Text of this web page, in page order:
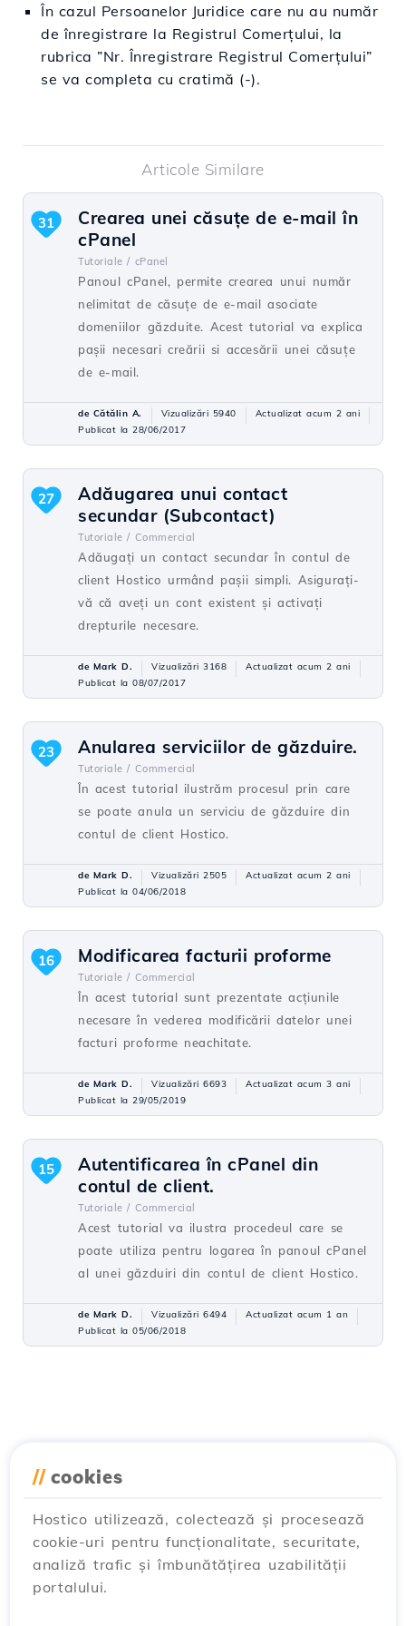
În cazul Persoanelor Juridice care nu au număr
de înregistrare la Registrul Comerțului, la
rubrica ”Nr. Înregistrare Registrul Comerțului”
se va completa cu cratimă (-).
Articole Similare
Crearea unei căsuţe de e-mail în
cPanel
Tutoriale / cPanel
Panoul cPanel, permite crearea unui număr
nelimitat de căsuţe de e-mail asociate
domeniilor găzduite. Acest tutorial va explica
paşii necesari creării si accesării unei căsuţe
de e-mail.
31
de Cătălin A. Vizualizări 5940
Actualizat acum 2 ani
Publicat la 28/06/2017
Adăugarea unui contact
secundar (Subcontact)
Tutoriale / Commercial
Adăugați un contact secundar în contul de
client Hostico urmând pașii simpli. Asigurați-
vă că aveți un cont existent și activați
drepturile necesare.
27
de Mark D. Vizualizări 3168
Actualizat acum 2 ani
Publicat la 08/07/2017
Anularea serviciilor de găzduire.
Tutoriale / Commercial
În acest tutorial ilustrăm procesul prin care
se poate anula un serviciu de găzduire din
contul de client Hostico.
23
de Mark D. Vizualizări 2505
Actualizat acum 2 ani
Publicat la 04/06/2018
Modificarea facturii proforme
Tutoriale / Commercial
În acest tutorial sunt prezentate acțiunile
necesare în vederea modificării datelor unei
facturi proforme neachitate.
16
de Mark D. Vizualizări 6693
Actualizat acum 3 ani
Publicat la 29/05/2019
Autentificarea în cPanel din
contul de client.
Tutoriale / Commercial
Acest tutorial va ilustra procedeul care se
poate utiliza pentru logarea în panoul cPanel
al unei găzduiri din contul de client Hostico.
15
de Mark D. Vizualizări 6494
Actualizat acum 1 an
Publicat la 05/06/2018
// cookies
Hostico utilizează, colectează și procesează
cookie-uri pentru funcționalitate, securitate,
analiză trafic și îmbunătățirea uzabilității
portalului.